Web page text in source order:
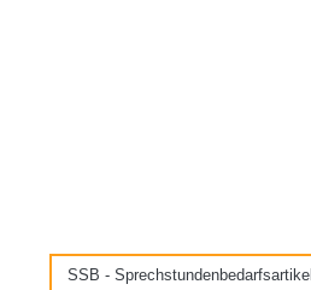
SSB - Sprechstundenbedarfsartikel